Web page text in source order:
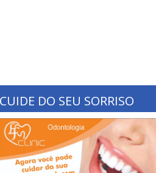
CUIDE DO SEU SORRISO